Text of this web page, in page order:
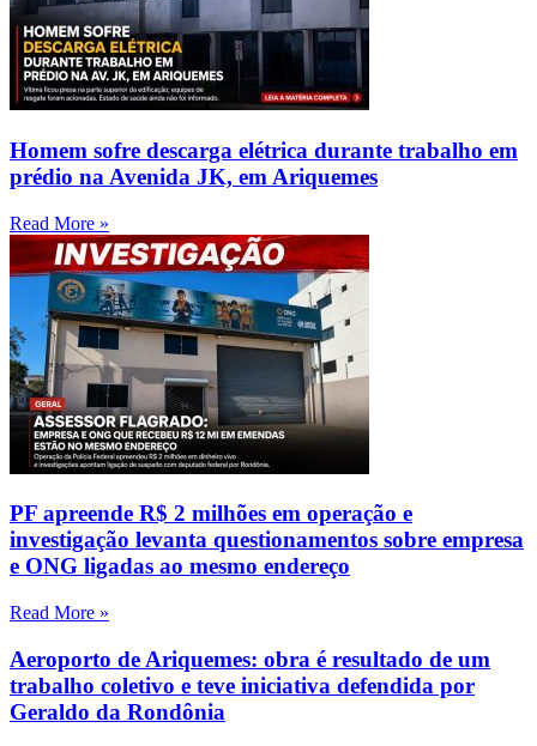
Homem sofre descarga elétrica durante trabalho em
prédio na Avenida JK, em Ariquemes
Read More »
PF apreende R$ 2 milhões em operação e
investigação levanta questionamentos sobre empresa
e ONG ligadas ao mesmo endereço
Read More »
Aeroporto de Ariquemes: obra é resultado de um
trabalho coletivo e teve iniciativa defendida por
Geraldo da Rondônia